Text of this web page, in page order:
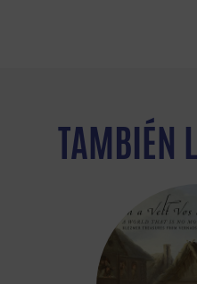
TAMBIÉN